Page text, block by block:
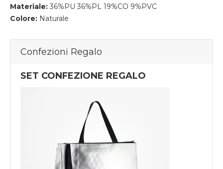
Materiale: 36%PU 36%PL 19%CO 9%PVC
Colore: Naturale
Confezioni Regalo
SET CONFEZIONE REGALO